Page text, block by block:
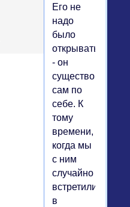
Его не
надо
было
открывать
- он
существовал
сам по
себе. К
тому
времени,
когда мы
с ним
случайно
встретились
в